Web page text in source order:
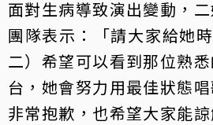
面對生病導致演出變動，
團隊表示：「請大家給她
二）希望可以看到那位熟
台，她會努力用最佳狀態
非常抱歉，也希望大家能